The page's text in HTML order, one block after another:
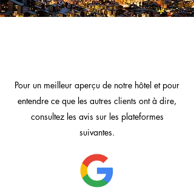
Pour un meilleur aperçu de notre hôtel et pour
entendre ce que les autres clients ont à dire,
consultez les avis sur les plateformes
suivantes.